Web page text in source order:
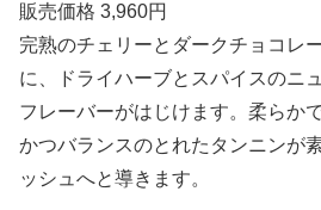
販売価格 3,960円
完熟のチェリーとダークチョコレ
に、ドライハーブとスパイスのニ
フレーバーがはじけます。柔らか
かつバランスのとれたタンニンが
ッシュへと導きます。